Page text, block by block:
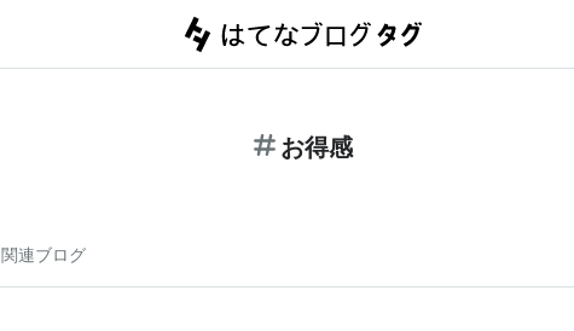
お得感
関連ブログ